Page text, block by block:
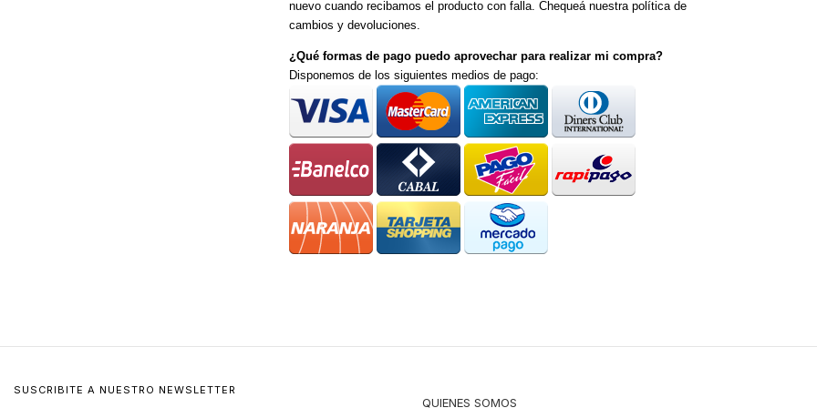
nuevo cuando recibamos el producto con falla. Chequeá nuestra política de
cambios y devoluciones.
¿Qué formas de pago puedo aprovechar para realizar mi compra?
Disponemos de los siguientes medios de pago:
SUSCRIBITE A NUESTRO NEWSLETTER
QUIENES SOMOS